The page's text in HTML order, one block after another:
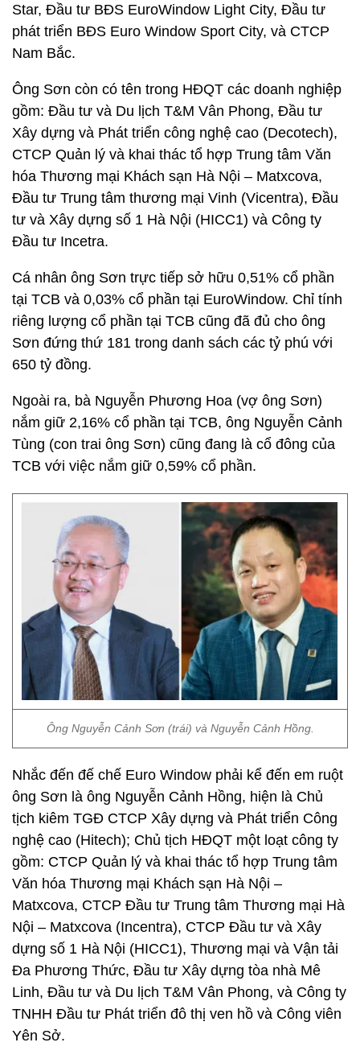
Star, Đầu tư BĐS EuroWindow Light City, Đầu tư
phát triển BĐS Euro Window Sport City, và CTCP
Nam Bắc.
Ông Sơn còn có tên trong HĐQT các doanh nghiệp
gồm: Đầu tư và Du lịch T&M Vân Phong, Đầu tư
Xây dựng và Phát triển công nghệ cao (Decotech),
CTCP Quản lý và khai thác tổ hợp Trung tâm Văn
hóa Thương mại Khách sạn Hà Nội – Matxcova,
Đầu tư Trung tâm thương mại Vinh (Vicentra), Đầu
tư và Xây dựng số 1 Hà Nội (HICC1) và Công ty
Đầu tư Incetra.
Cá nhân ông Sơn trực tiếp sở hữu 0,51% cổ phần
tại TCB và 0,03% cổ phần tại EuroWindow. Chỉ tính
riêng lượng cổ phần tại TCB cũng đã đủ cho ông
Sơn đứng thứ 181 trong danh sách các tỷ phú với
650 tỷ đồng.
Ngoài ra, bà Nguyễn Phương Hoa (vợ ông Sơn)
nắm giữ 2,16% cổ phần tại TCB, ông Nguyễn Cảnh
Tùng (con trai ông Sơn) cũng đang là cổ đông của
TCB với việc nắm giữ 0,59% cổ phần.
Ông Nguyễn Cảnh Sơn (trái) và Nguyễn Cảnh Hồng.
Nhắc đến đế chế Euro Window phải kể đến em ruột
ông Sơn là ông Nguyễn Cảnh Hồng, hiện là Chủ
tịch kiêm TGĐ CTCP Xây dựng và Phát triển Công
nghệ cao (Hitech); Chủ tịch HĐQT một loạt công ty
gồm: CTCP Quản lý và khai thác tổ hợp Trung tâm
Văn hóa Thương mại Khách sạn Hà Nội –
Matxcova, CTCP Đầu tư Trung tâm Thương mại Hà
Nội – Matxcova (Incentra), CTCP Đầu tư và Xây
dựng số 1 Hà Nội (HICC1), Thương mại và Vận tải
Đa Phương Thức, Đầu tư Xây dựng tòa nhà Mê
Linh, Đầu tư và Du lịch T&M Vân Phong, và Công ty
TNHH Đầu tư Phát triển đô thị ven hồ và Công viên
Yên Sở.